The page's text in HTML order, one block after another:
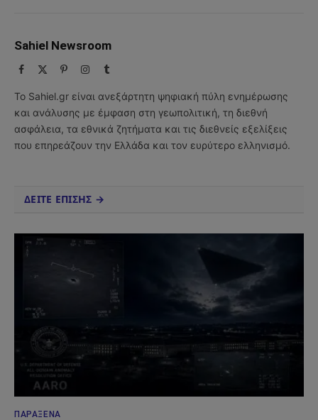
Sahiel Newsroom
Facebook PinterestInstagram
Tumblr
Το Sahiel.gr είναι ανεξάρτητη ψηφιακή πύλη ενημέρωσης
και ανάλυσης με έμφαση στη γεωπολιτική, τη διεθνή
ασφάλεια, τα εθνικά ζητήματα και τις διεθνείς εξελίξεις
που επηρεάζουν την Ελλάδα και τον ευρύτερο ελληνισμό.
ΔΕΙΤΕ ΕΠΙΣΗΣ →
ΠΑΡΆΞΕΝΑ